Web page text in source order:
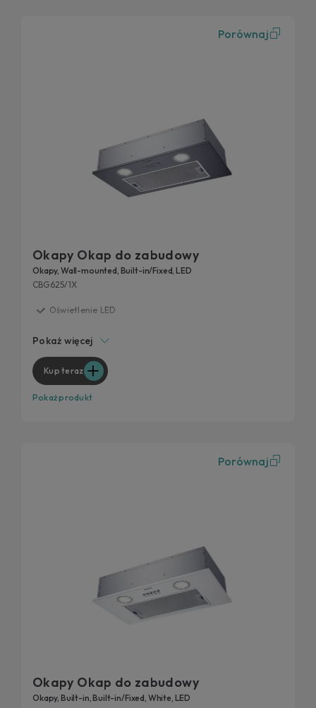
Porównaj
Okapy Okap do zabudowy
Okapy, Wall-mounted, Built-in/Fixed, LED
CBG625/1X
Oświetlenie LED
Niski poziom hałasu
Filtr węglowy
Pokaż więcej
Kup teraz
Pokaż produkt
Porównaj
Okapy Okap do zabudowy
Okapy, Built-in, Built-in/Fixed, White, LED